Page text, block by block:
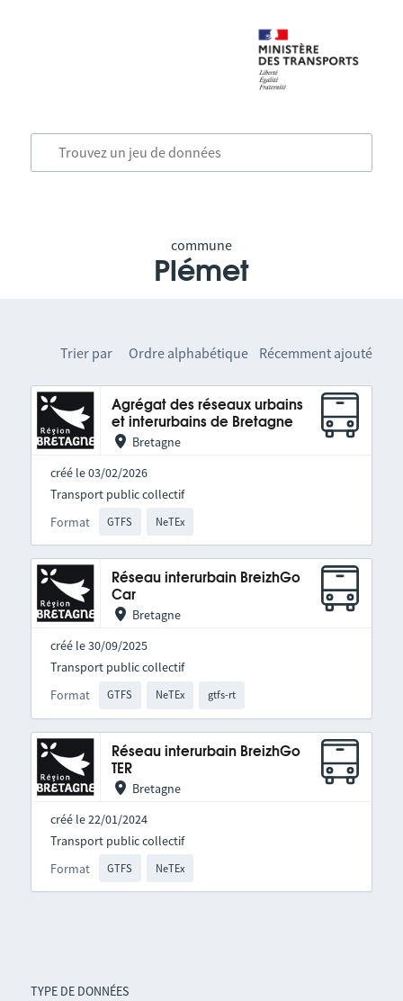
commune
Plémet
TYPE DE DONNÉES
Trier par Ordre alphabétique Récemment ajouté
Agrégat des réseaux urbains
et interurbains de Bretagne
Bretagne
créé le 03/02/2026
Format GTFS NeTEx
Transport public collectif
Réseau interurbain BreizhGo
Car
Bretagne
créé le 30/09/2025
Format GTFS NeTEx gtfs-rt
Transport public collectif
Réseau interurbain BreizhGo
TER
Bretagne
créé le 22/01/2024
Format GTFS NeTEx
Transport public collectif